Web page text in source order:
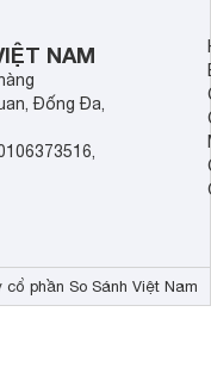
NAM
Đống Đa,
phần So Sánh Việt Nam